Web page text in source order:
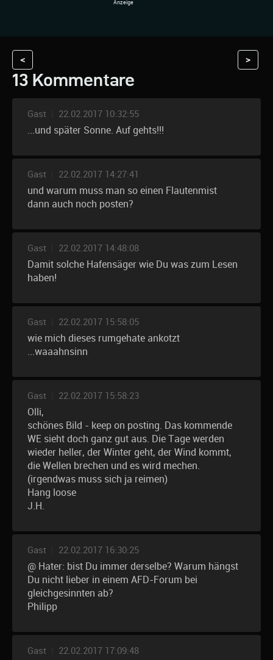
< >
13 Kommentare
Gast 22.02.2017 10:32:55
...und später Sonne. Auf gehts!!!
Gast 22.02.2017 14:27:41
und warum muss man so einen Flautenmist
dann auch noch posten?
Gast 22.02.2017 14:48:08
Damit solche Hafensäger wie Du was zum Lesen
haben!
Gast 22.02.2017 15:58:05
wie mich dieses rumgehate ankotzt
...waaahnsinn
Gast 22.02.2017 15:58:23
Olli,
schönes Bild - keep on posting. Das kommende
WE sieht doch ganz gut aus. Die Tage werden
wieder heller, der Winter geht, der Wind kommt,
die Wellen brechen und es wird mechen.
(irgendwas muss sich ja reimen)
Hang loose
J.H.
Gast 22.02.2017 16:30:25
@ Hater: bist Du immer derselbe? Warum hängst
Du nicht lieber in einem AFD-Forum bei
gleichgesinnten ab?
Philipp
Gast 22.02.2017 17:09:48